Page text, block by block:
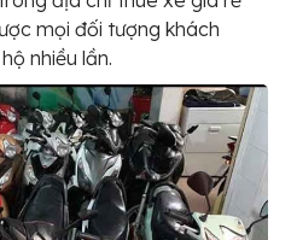
mọi đối tượng khách
nhiều lần.